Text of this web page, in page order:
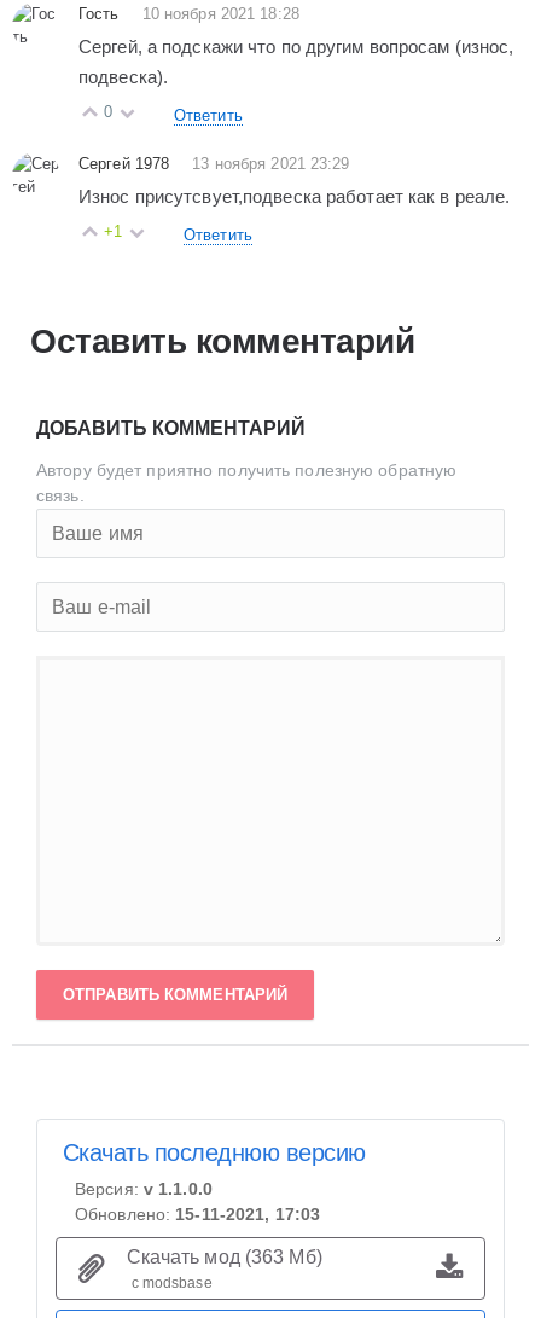
Гость 10 ноября 2021 18:28
Сергей, а подскажи что по другим вопросам (износ,
подвеска).
0 Ответить
Сергей 1978 13 ноября 2021 23:29
Износ присутсвует,подвеска работает как в реале.
+1 Ответить
Оставить комментарий
ДОБАВИТЬ КОММЕНТАРИЙ
Автору будет приятно получить полезную обратную
связь.
ОТПРАВИТЬ КОММЕНТАРИЙ
Скачать последнюю версию
Версия: v 1.1.0.0
Обновлено: 15-11-2021, 17:03
Скачать мод (363 Мб)
с modsbase